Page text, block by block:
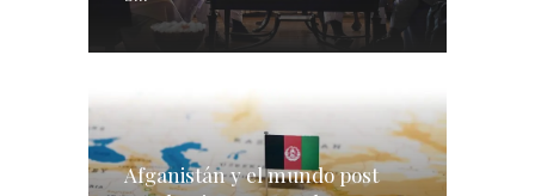
Afganistán y el mundo post